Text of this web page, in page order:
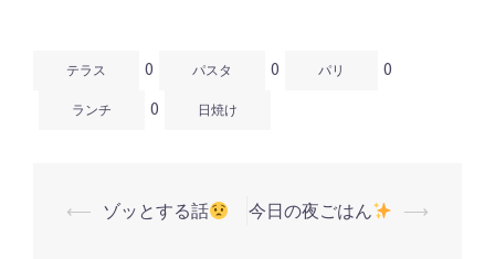
き
ま
テラス 0 パスタ 0 パリ 0
ランチ 0 日焼け
投
⟵ ゾッとする話 今日の夜ごはん ⟶